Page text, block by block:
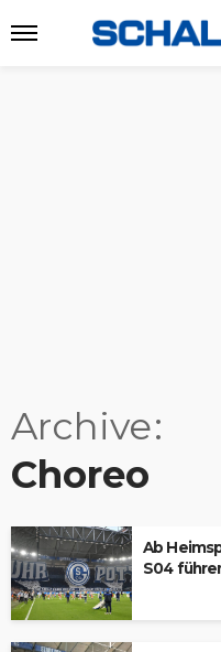
Archive
Choreo
Ab
S04